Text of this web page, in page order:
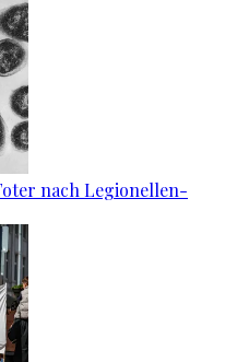
nach Legionellen-